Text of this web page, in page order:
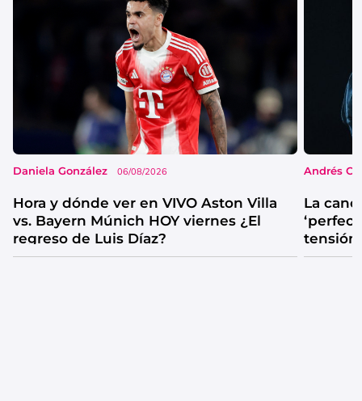
Daniela González 06/08/2026
Hora y dónde ver en VIVO Aston Villa
vs. Bayern Múnich HOY viernes ¿El
regreso de Luis Díaz?
Andrés
La
tensión
catarsis